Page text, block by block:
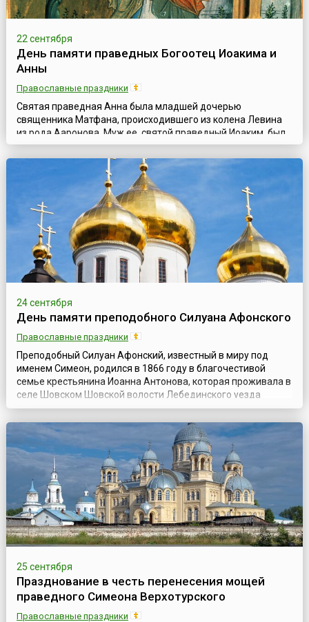
22 сентября
День памяти праведных Богоотец Иоакима и
Анны
Православные праздники
Святая праведная Анна была младшей дочерью
священника Матфана, происходившего из колена Левина
из рода Ааронова. Муж ее, святой праведный Иоаким, был
родом из колена Иудина, из дома царя Давида. По
древнему обетованию, из рода Давидова должен был
произойти Мессия. Супруги жили в Назарете Галилейском.
Ежегодно они отдавали две трети своих доходов в
Иерусалимский храм и бедным. По особому Промыслу Б...
24 сентября
День памяти преподобного Силуана Афонского
Православные праздники
Преподобный Силуан Афонский, известный в миру под
именем Симеон, родился в 1866 году в благочестивой
семье крестьянина Иоанна Антонова, которая проживала в
селе Шовском Шовской волости Лебединского уезда
Тамбовской губернии. Родители Симеона были людьми
трудолюбивыми, кроткими и от природы мудрыми, хотя и
неграмотными. Как впоследствии вспоминал старец,
большая и дружная семья жила бедно, однако, ...
25 сентября
Празднование в честь перенесения мощей
праведного Симеона Верхотурского
Православные праздники